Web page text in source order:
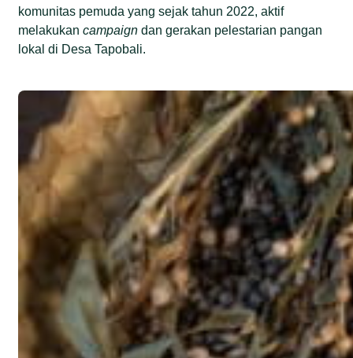
komunitas pemuda yang sejak tahun 2022, aktif
melakukancampaign dan gerakan pelestarian pangan
lokal di Desa Tapobali.